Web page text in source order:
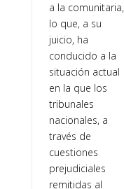
a la comunitaria,
lo que, a su
juicio, ha
conducido a la
situación actual
en la que los
tribunales
nacionales, a
través de
cuestiones
prejudiciales
remitidas al